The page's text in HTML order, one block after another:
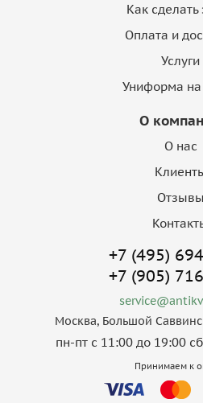
Как сделать
Оплата и
Услуги
Униформа на
О
О нас
Отзывы
+7 (495)
+7 (905)
Москва, Большой
пн-пт с 11:00 до 19:00
Принимаем к